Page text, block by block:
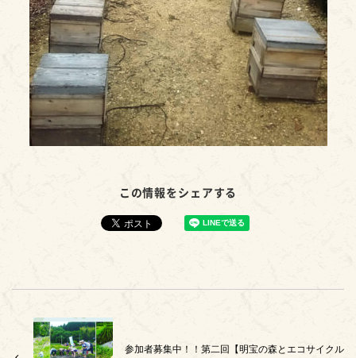
この情報をシェアする
参加者募集中！！第二回【明宝の森とエコサイクル